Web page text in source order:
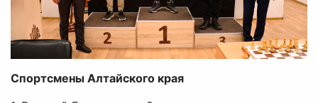
Спортсмены Алтайского края